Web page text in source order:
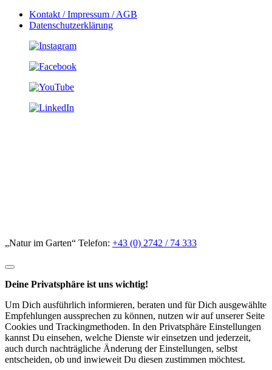
Kontakt / Impressum / AGB
Datenschutzerklärung
„Natur im Garten“ Telefon: +43 (0) 2742 / 74 333
Deine Privatsphäre ist uns wichtig!
Um Dich ausführlich informieren, beraten und für Dich ausgewählte
Empfehlungen aussprechen zu können, nutzen wir auf unserer Seite
Cookies und Trackingmethoden. In den Privatsphäre Einstellungen
kannst Du einsehen, welche Dienste wir einsetzen und jederzeit,
auch durch nachträgliche Änderung der Einstellungen, selbst
entscheiden, ob und inwieweit Du diesen zustimmen möchtest.